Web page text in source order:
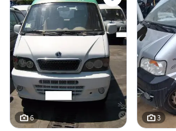
6 3